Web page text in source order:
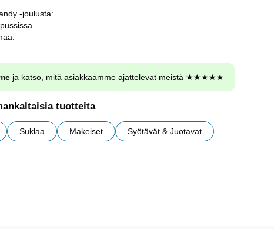
-joulusta:
ja katso, mitä asiakkaamme ajattelevat meistä ★★★★★
tuotteita
Suklaa Makeiset Syötävät & Juotavat